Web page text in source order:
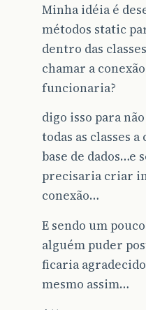
Minha idéia é
métodos static
dentro das
chamar a
funcionaria?
digo isso para
todas as classes
base de dados…e
precisaria criar
conexão…
E sendo um
alguém puder
ficaria
mesmo assim…